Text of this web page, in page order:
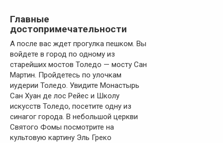
Главные
достопримечательности
А после вас ждет прогулка пешком. Вы
войдете в город по одному из
старейших мостов Толедо — мосту Сан
Мартин. Пройдетесь по улочкам
иудерии Толедо. Увидите Монастырь
Сан Хуан де лос Рейес и Школу
искусств Толедо, посетите одну из
синагог города. В небольшой церкви
Святого Фомы посмотрите на
культовую картину Эль Греко